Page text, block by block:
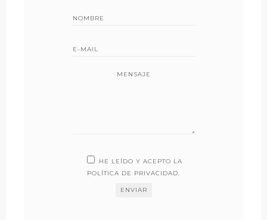
MENSAJE
HE LEÍDO Y ACEPTO LA
POLÍTICA DE PRIVACIDAD.